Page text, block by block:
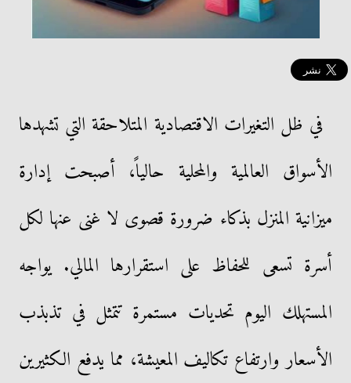
​في ظل التغيرات الاقتصادية المتلاحقة التي تشهدها
الأسواق العالمية والمحلية حالياً، أصبحت إدارة
ميزانية المنزل بذكاء ضرورة قصوى لا غنى عنها لكل
أسرة تسعى للحفاظ على استقرارها المالي. يواجه
المستهلك اليوم تحديات مستمرة تتمثل في تذبذب
الأسعار وارتفاع تكاليف المعيشة، مما يدفع الكثيرين